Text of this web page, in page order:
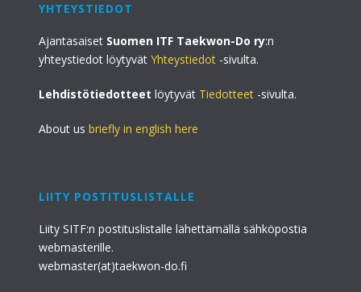
YHTEYSTIEDOT
Ajantasaiset Suomen ITF Taekwon-Do ry:n
yhteystiedot löytyvätYhteystiedot -sivulta.
Lehdistötiedotteet löytyvät Tiedotteet -sivulta.
About usbriefly in english here
LIITY POSTITUSLISTALLE
Liity SITF:n postituslistalle lähettämällä sähköpostia
webmasterille.
webmaster(at)taekwon-do.fi